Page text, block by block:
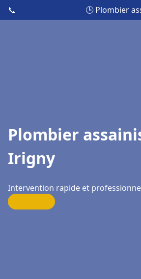
📞 🕒 Plombier
Plombier
Irigny
Intervention rapide et